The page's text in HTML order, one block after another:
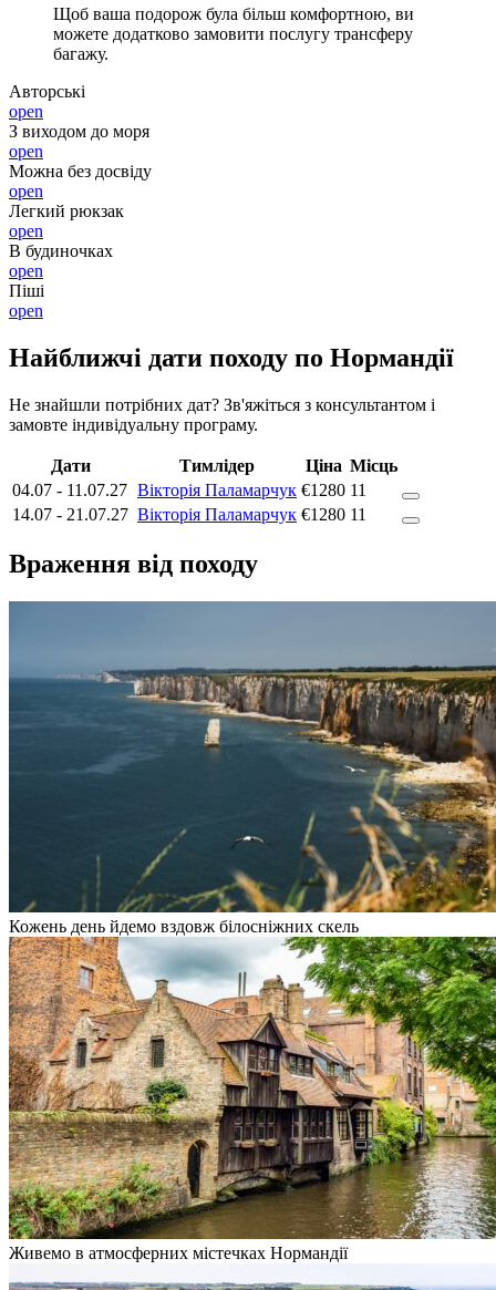
Щоб ваша подорож була більш комфортною, ви
можете додатково замовити послугу трансферу
багажу.
Авторські
open
З виходом до моря
open
Можна без досвіду
open
Легкий рюкзак
open
В будиночках
open
Піші
open
Найближчі дати походу по Нормандії
Не знайшли потрібних дат? Зв'яжіться з консультантом і
замовте індивідуальну програму.
Дати Тимлідер Ціна Місць
04.07 - 11.07.27 Вікторія Паламарчук €1280 11
14.07 - 21.07.27 Вікторія Паламарчук €1280 11
Враження від походу
Кожень день йдемо вздовж білосніжних скель
Живемо в атмосферних містечках Нормандії